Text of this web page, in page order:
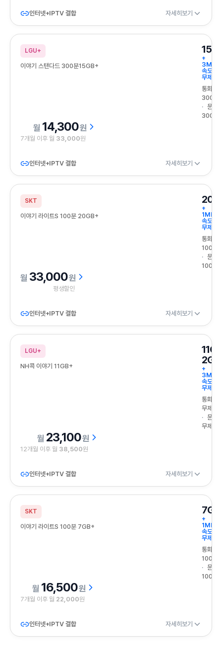
인터넷+IPTV 결합 자세히보기
LGU+
이야기 스탠다드 300분15GB+
+
속도
무제한
통화
300분
문자
300건
14,300원
7개월 이후 월 33,000원
인터넷+IPTV 결합 자세히보기
SKT
이야기 라이트S 100분 20GB+
+
1Mbps
속도
무제한
통화
100분
문자
100건
33,000원
평생할인
인터넷+IPTV 결합 자세히보기
LGU+
NH콕 이야기 11GB+
2GB
+
속도
무제한
통화
무제한
문자
무제한
23,100원
12개월 이후 월 38,500원
인터넷+IPTV 결합 자세히보기
SKT
이야기 라이트S 100분 7GB+
7GB
+
1Mbps
속도
무제한
통화
100분
문자
100건
16,500원
7개월 이후 월 22,000원
인터넷+IPTV 결합 자세히보기